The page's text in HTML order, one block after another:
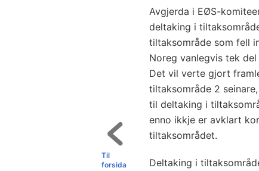
Avgjerda i EØS-
deltaking i
tiltaksområde som fell
Noreg vanlegvis tek
Det vil verte gjort
tiltaksområde 2
til deltaking i
enno ikkje er avklart
tiltaksområdet.
Deltaking i
Til
forsida